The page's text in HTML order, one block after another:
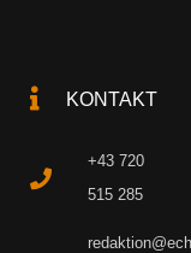
KONTAKT
+43 720
515 285